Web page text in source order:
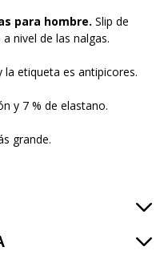
para hombre. Slip de
nivel de las nalgas.
etiqueta es antipicores.
y 7 % de elastano.
grande.